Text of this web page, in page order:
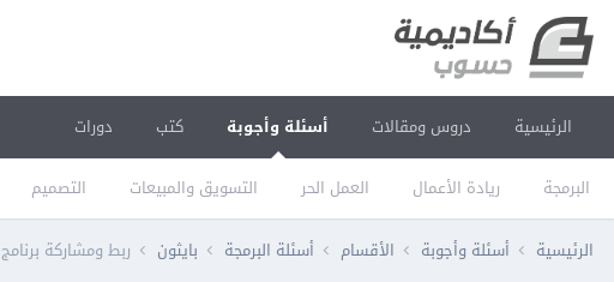
الرئيسية دروس ومقالات أسئلة وأجوبة
البرمجة ريادة الأعمال العمل الحر التسويق والمبيعات التصميم
كتب دورات
الرئيسية أسئلة وأجوبة الأقسام أسئلة البرمجة بايثون ربط ومشاركة برنامج C++